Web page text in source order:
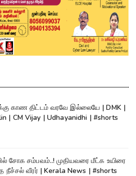
காண திட்டம் வரவே இல்லையே | DMK |
| CM Vijay | Udhayanidhi | #shorts
சோக சம்பவம்..! முதியவரை மீட்க உயிரை
நீச்சல் வீரர் | Kerala News | #shorts